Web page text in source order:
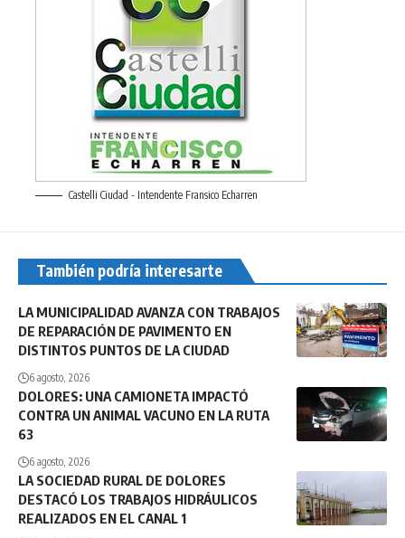
Castelli Ciudad - Intendente Fransico Echarren
También podría interesarte
LA MUNICIPALIDAD AVANZA CON TRABAJOS
DE REPARACIÓN DE PAVIMENTO EN
DISTINTOS PUNTOS DE LA CIUDAD
6 agosto, 2026
DOLORES: UNA CAMIONETA IMPACTÓ
CONTRA UN ANIMAL VACUNO EN LA RUTA
63
6 agosto, 2026
LA SOCIEDAD RURAL DE DOLORES
DESTACÓ LOS TRABAJOS HIDRÁULICOS
REALIZADOS EN EL CANAL 1